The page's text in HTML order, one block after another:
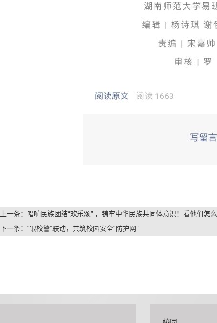
上一条： 唱响民族团结“欢乐颂” ，铸牢中华民族共同体意识！看他们怎
下一条： “银校警”联动，共筑校园安全“防护网”